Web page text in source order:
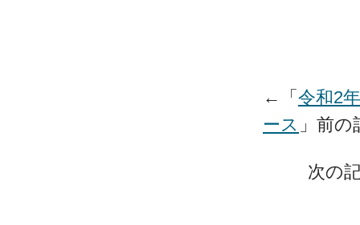
←「 令和2
ース 」前
次の